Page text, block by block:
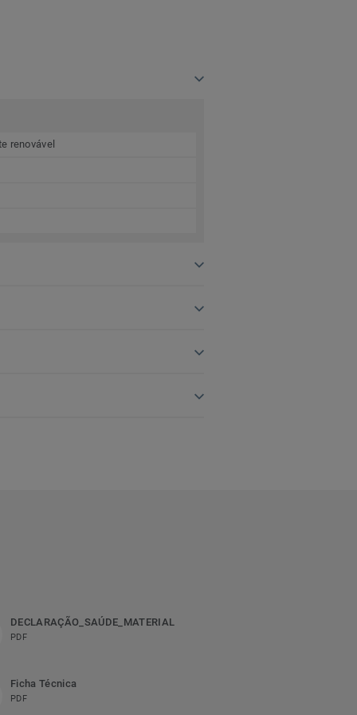
renovável
DECLARAÇÃO_SAÚDE_MATERIAL
PDF
Ficha Técnica
PDF